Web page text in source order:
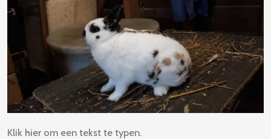
Klik hier om een tekst te typen.